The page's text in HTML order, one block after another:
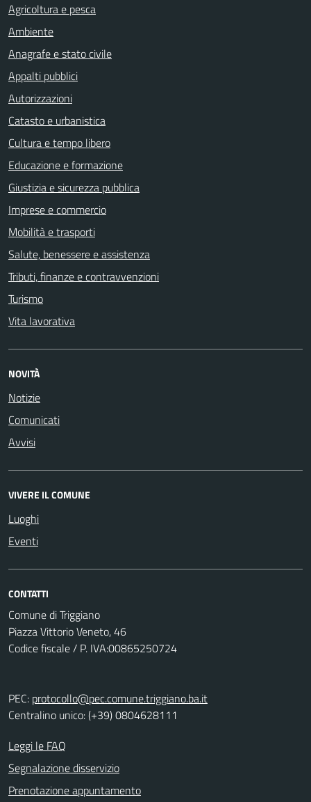
Agricoltura e pesca
Ambiente
Anagrafe e stato civile
Appalti pubblici
Autorizzazioni
Catasto e urbanistica
Cultura e tempo libero
Educazione e formazione
Giustizia e sicurezza pubblica
Imprese e commercio
Mobilità e trasporti
Salute, benessere e assistenza
Tributi, finanze e contravvenzioni
Turismo
Vita lavorativa
NOVITÀ
Notizie
Comunicati
Avvisi
VIVERE IL COMUNE
Luoghi
Eventi
CONTATTI
Comune di Triggiano
Piazza Vittorio Veneto, 46
Codice fiscale / P. IVA:00865250724
PEC: protocollo@pec.comune.triggiano.ba.it
Centralino unico: (+39) 0804628111
Leggi le FAQ
Segnalazione disservizio
Prenotazione appuntamento